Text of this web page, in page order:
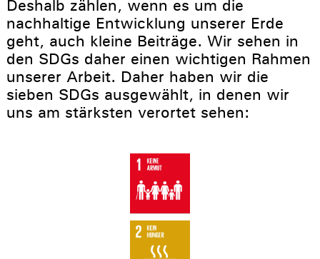
Deshalb zählen, wenn es um die
nachhaltige Entwicklung unserer Erde
geht, auch kleine Beiträge. Wir sehen in
den SDGs daher einen wichtigen Rahmen
unserer Arbeit. Daher haben wir die
sieben SDGs ausgewählt, in denen wir
uns am stärksten verortet sehen: